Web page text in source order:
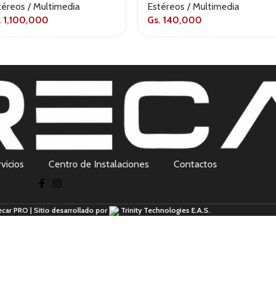
/ Multimedia
1,100,000
Estéreos / Multimedia
Gs. 140,000
Centro de Instalaciones Contactos
PRO | Sitio desarrollado por Trinity Technologies E.A.S.